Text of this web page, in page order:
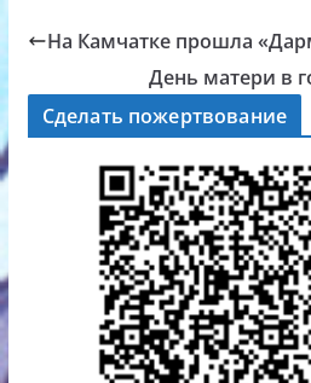
На Камчатке прошла
День матери в
Сделать пожертвование